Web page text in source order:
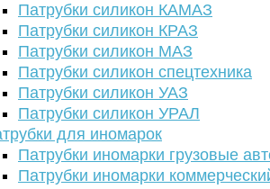
Патрубки силикон КАМАЗ
Патрубки силикон КРАЗ
Патрубки силикон МАЗ
Патрубки силикон спецтехника
Патрубки силикон УАЗ
Патрубки силикон УРАЛ
для иномарок
Патрубки иномарки грузовые
Патрубки иномарки